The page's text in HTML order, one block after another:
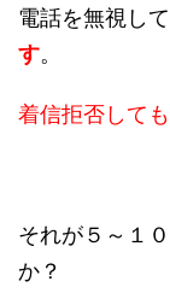
電話を無視し
す。
着信拒否して
それが５～１
か？